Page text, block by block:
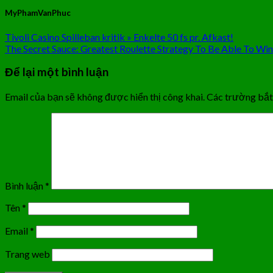
MyPhamVanPhuc
Tivoli Casino Spilleban kritik » Enkelte 50 fs pr. Afkast!
The Secret Sauce: Greatest Roulette Strategy To Be Able To Win
Để lại một bình luận
Email của bạn sẽ không được hiển thị công khai.Các trường
Bình luận *
Tên *
Email *
Trang web